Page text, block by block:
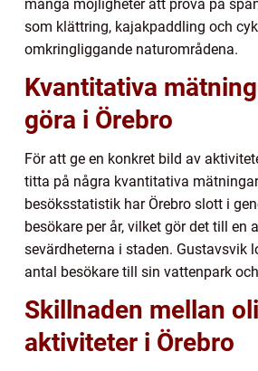
många möjligheter att prova på
som klättring, kajakpaddling och
omkringliggande naturområdena.
Kvantitativa
göra i Örebro
För att ge en konkret bild av
titta på några kvantitativa
besöksstatistik har Örebro slott i
besökare per år, vilket gör det till en
sevärdheterna i staden. Gustavsvik
antal besökare till sin vattenpark
Skillnaden mellan
aktiviteter i Örebro